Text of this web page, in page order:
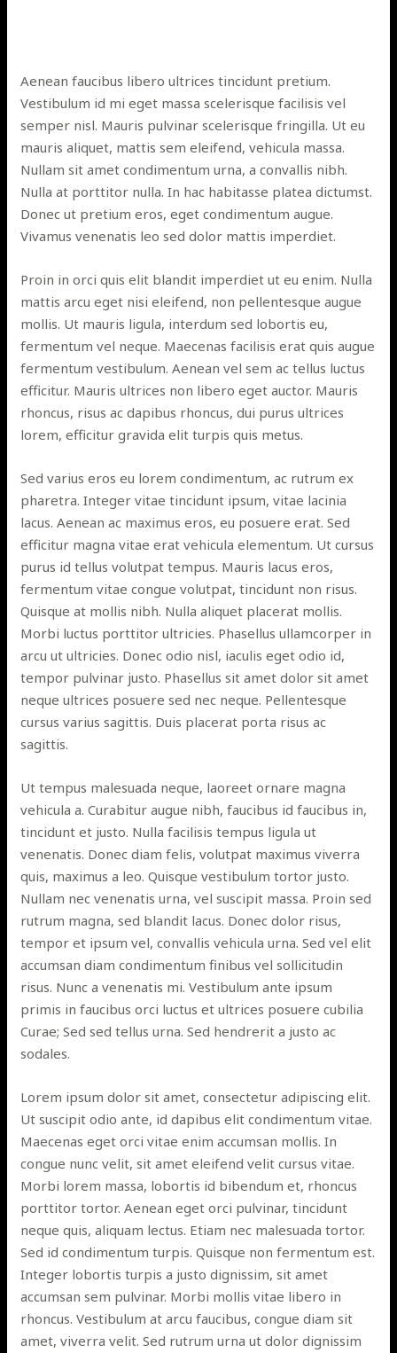
Aenean faucibus libero ultrices tincidunt pretium.
Vestibulum id mi eget massa scelerisque facilisis vel
semper nisl. Mauris pulvinar scelerisque fringilla. Ut eu
mauris aliquet, mattis sem eleifend, vehicula massa.
Nullam sit amet condimentum urna, a convallis nibh.
Nulla at porttitor nulla. In hac habitasse platea dictumst.
Donec ut pretium eros, eget condimentum augue.
Vivamus venenatis leo sed dolor mattis imperdiet.
Proin in orci quis elit blandit imperdiet ut eu enim. Nulla
mattis arcu eget nisi eleifend, non pellentesque augue
mollis. Ut mauris ligula, interdum sed lobortis eu,
fermentum vel neque. Maecenas facilisis erat quis augue
fermentum vestibulum. Aenean vel sem ac tellus luctus
efficitur. Mauris ultrices non libero eget auctor. Mauris
rhoncus, risus ac dapibus rhoncus, dui purus ultrices
lorem, efficitur gravida elit turpis quis metus.
Sed varius eros eu lorem condimentum, ac rutrum ex
pharetra. Integer vitae tincidunt ipsum, vitae lacinia
lacus. Aenean ac maximus eros, eu posuere erat. Sed
efficitur magna vitae erat vehicula elementum. Ut cursus
purus id tellus volutpat tempus. Mauris lacus eros,
fermentum vitae congue volutpat, tincidunt non risus.
Quisque at mollis nibh. Nulla aliquet placerat mollis.
Morbi luctus porttitor ultricies. Phasellus ullamcorper in
arcu ut ultricies. Donec odio nisl, iaculis eget odio id,
tempor pulvinar justo. Phasellus sit amet dolor sit amet
neque ultrices posuere sed nec neque. Pellentesque
cursus varius sagittis. Duis placerat porta risus ac
sagittis.
Ut tempus malesuada neque, laoreet ornare magna
vehicula a. Curabitur augue nibh, faucibus id faucibus in,
tincidunt et justo. Nulla facilisis tempus ligula ut
venenatis. Donec diam felis, volutpat maximus viverra
quis, maximus a leo. Quisque vestibulum tortor justo.
Nullam nec venenatis urna, vel suscipit massa. Proin sed
rutrum magna, sed blandit lacus. Donec dolor risus,
tempor et ipsum vel, convallis vehicula urna. Sed vel elit
accumsan diam condimentum finibus vel sollicitudin
risus. Nunc a venenatis mi. Vestibulum ante ipsum
primis in faucibus orci luctus et ultrices posuere cubilia
Curae; Sed sed tellus urna. Sed hendrerit a justo ac
sodales.
Lorem ipsum dolor sit amet, consectetur adipiscing elit.
Ut suscipit odio ante, id dapibus elit condimentum vitae.
Maecenas eget orci vitae enim accumsan mollis. In
congue nunc velit, sit amet eleifend velit cursus vitae.
Morbi lorem massa, lobortis id bibendum et, rhoncus
porttitor tortor. Aenean eget orci pulvinar, tincidunt
neque quis, aliquam lectus. Etiam nec malesuada tortor.
Sed id condimentum turpis. Quisque non fermentum est.
Integer lobortis turpis a justo dignissim, sit amet
accumsan sem pulvinar. Morbi mollis vitae libero in
rhoncus. Vestibulum at arcu faucibus, congue diam sit
amet, viverra velit. Sed rutrum urna ut dolor dignissim